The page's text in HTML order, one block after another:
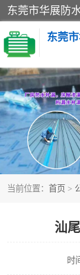
当前位置： 首页 >
汕
时
楼面防水补漏
阳台卫生间防
金属房搭建及